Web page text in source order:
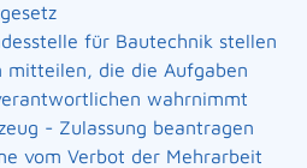
für Bautechnik stellen
mitteilen, die die Aufgaben
wahrnimmt
- Zulassung beantragen
vom Verbot der Mehrarbeit